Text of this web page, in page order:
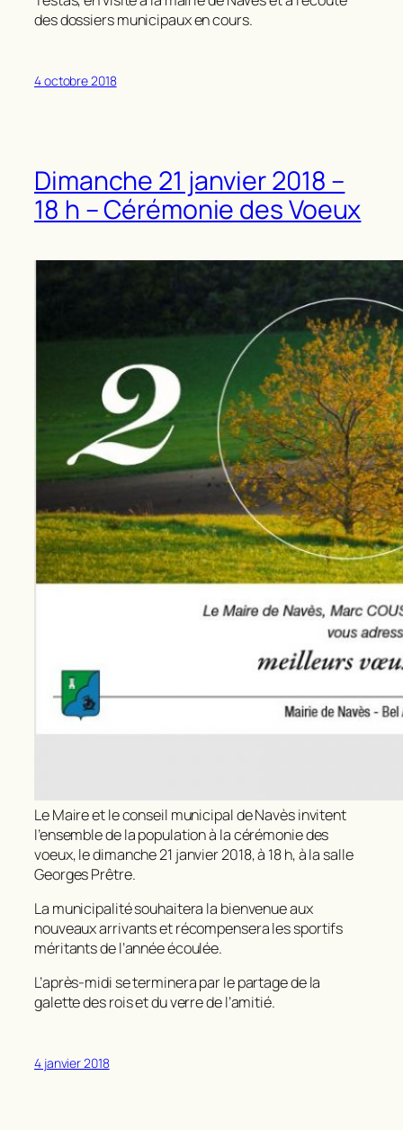
des dossiers municipaux en cours.
4 octobre 2018
Dimanche 21 janvier 2018 –
18 h – Cérémonie des Voeux
Le Maire et le conseil municipal de Navès invitent
l’ensemble de la population à la cérémonie des
voeux, le dimanche 21 janvier 2018, à 18 h, à la salle
Georges Prêtre.
La municipalité souhaitera la bienvenue aux
nouveaux arrivants et récompensera les sportifs
méritants de l’année écoulée.
L’après-midi se terminera par le partage de la
galette des rois et du verre de l’amitié.
4 janvier 2018